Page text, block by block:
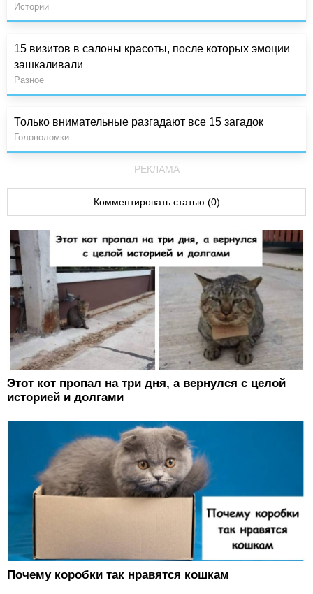
Истории
15 визитов в салоны красоты, после которых эмоции
зашкаливали
Разное
Только внимательные разгадают все 15 загадок
Головоломки
РЕКЛАМА
Комментировать статью (0)
Этот кот пропал на три дня, а вернулся с целой
историей и долгами
Почему коробки так нравятся кошкам